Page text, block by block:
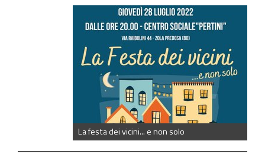
La festa dei vicini... e non solo
https://old.comune.zolapredosa.bo.it/events/festa-